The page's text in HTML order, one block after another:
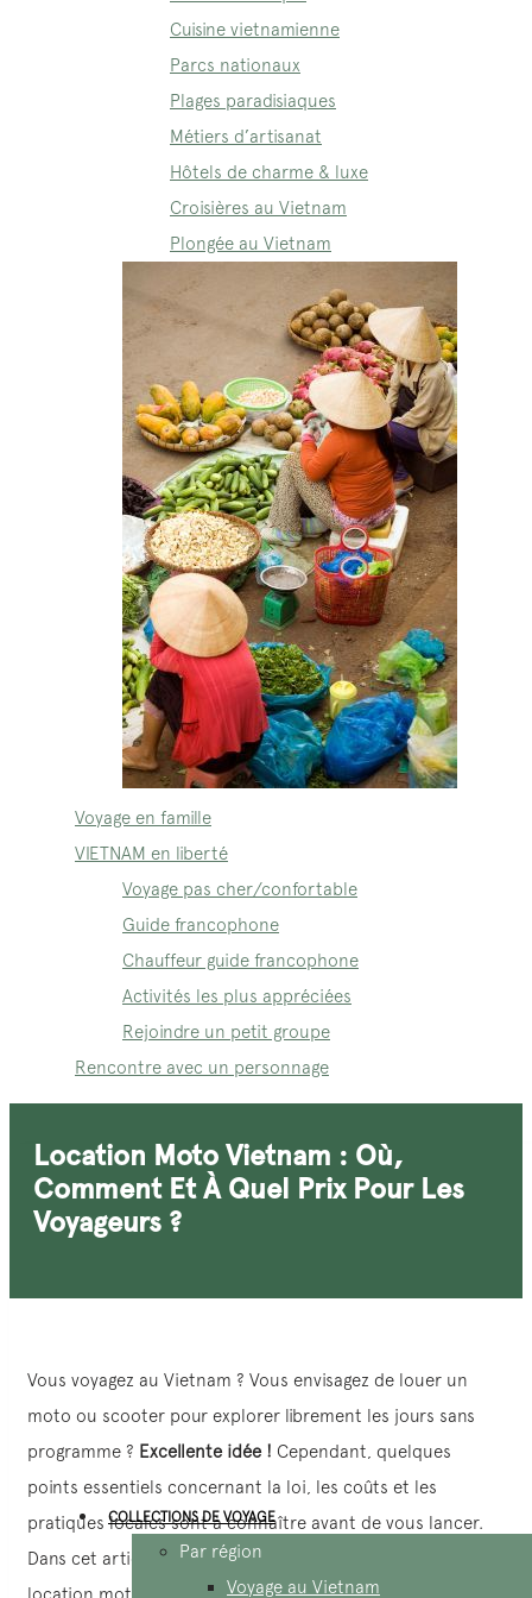
Cuisine vietnamienne
Parcs nationaux
Plages paradisiaques
Métiers d’artisanat
Hôtels de charme & luxe
Croisières au Vietnam
Plongée au Vietnam
Voyage en famille
VIETNAM en liberté
Voyage pas cher/confortable
Guide francophone
Chauffeur guide francophone
Activités les plus appréciées
Rejoindre un petit groupe
Rencontre avec un personnage
COLLECTIONS DE VOYAGE
Par région
Voyage au Vietnam
Location Moto Vietnam : Où,
Comment Et À Quel Prix Pour Les
Voyageurs ?
Vous voyagez au Vietnam ? Vous envisagez de louer un
moto ou scooter pour explorer librement les jours sans
programme ? Excellente idée ! Cependant, quelques
points essentiels concernant la loi, les coûts et les
pratiques locales sont à connaître avant de vous lancer.
Dans cet article, je vous donne toutes les clés sur la
location moto Vietnam.